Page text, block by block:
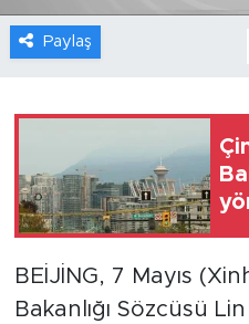
Paylaş
BEİJİNG, 7 Mayıs
Bakanlığı Sözcüsü
Foto Haber
Seyahat